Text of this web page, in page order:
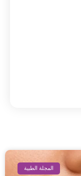
المجلة الطبية